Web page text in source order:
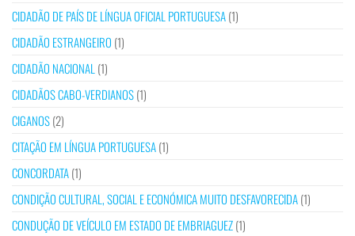
CIDADÃO DE PAÍS DE LÍNGUA OFICIAL PORTUGUESA(1)
CIDADÃO ESTRANGEIRO (1)
CIDADÃO NACIONAL (1)
CIDADÃOS CABO-VERDIANOS(1)
CIGANOS(2)
CITAÇÃO EM LÍNGUA PORTUGUESA(1)
CONCORDATA(1)
CONDIÇÃO CULTURAL, SOCIAL E ECONÓMICA MUITO DESFAVORECIDA(1)
CONDUÇÃO DE VEÍCULO EM ESTADO DE EMBRIAGUEZ(1)